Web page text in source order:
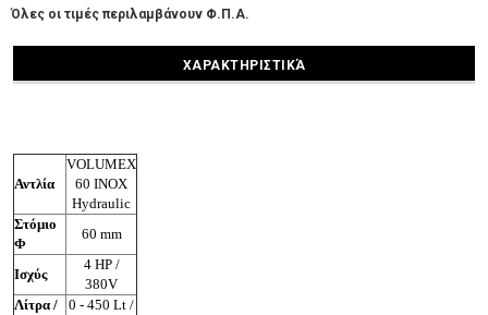
Όλες οι τιμές περιλαμβάνουν Φ.Π.Α.
ΧΑΡΑΚΤΗΡΙΣΤΙΚΆ
Αντλία
VOLUMEX
60 INOX
Hydraulic
Στόμιο
Φ
60 mm
Ισχύς
4 ΗP /
380V
Λίτρα /
0 - 450 Lt /